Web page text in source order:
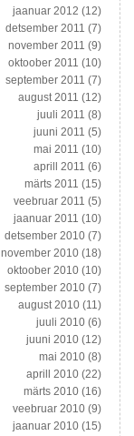
jaanuar 2012 (12)
detsember 2011 (7)
november 2011 (9)
oktoober 2011 (10)
september 2011 (7)
august 2011 (12)
juuli 2011 (8)
juuni 2011 (5)
mai 2011 (10)
aprill 2011 (6)
märts 2011 (15)
veebruar 2011 (5)
jaanuar 2011 (10)
detsember 2010 (7)
november 2010 (18)
oktoober 2010 (10)
september 2010 (7)
august 2010 (11)
juuli 2010 (6)
juuni 2010 (12)
mai 2010 (8)
aprill 2010 (22)
märts 2010 (16)
veebruar 2010 (9)
jaanuar 2010 (15)